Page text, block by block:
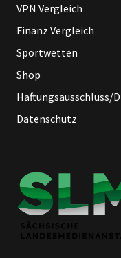
VPN Vergleich
Finanz Vergleich
Sportwetten
Shop
Haftungsausschluss/
Datenschutz